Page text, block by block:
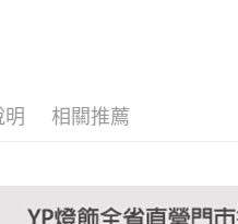
明 相關推薦